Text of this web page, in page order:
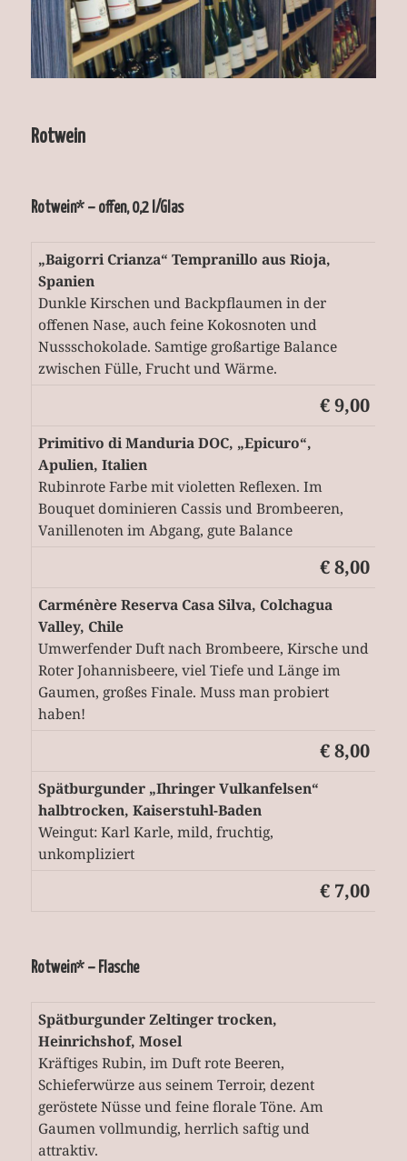
Rotwein
Rotwein* – offen, 0,2 l/Glas
„Baigorri Crianza“ Tempranillo aus Rioja,
Spanien
Dunkle Kirschen und Backpflaumen in der
offenen Nase, auch feine Kokosnoten und
Nussschokolade. Samtige großartige Balance
zwischen Fülle, Frucht und Wärme.
€ 9,00
Primitivo di Manduria DOC, „Epicuro“,
Apulien, Italien
Rubinrote Farbe mit violetten Reflexen. Im
Bouquet dominieren Cassis und Brombeeren,
Vanillenoten im Abgang, gute Balance
€ 8,00
Carménère Reserva Casa Silva, Colchagua
Valley, Chile
Umwerfender Duft nach Brombeere, Kirsche und
Roter Johannisbeere, viel Tiefe und Länge im
Gaumen, großes Finale. Muss man probiert
haben!
€ 8,00
Spätburgunder „Ihringer Vulkanfelsen“
halbtrocken, Kaiserstuhl-Baden
Weingut: Karl Karle, mild, fruchtig,
unkompliziert
€ 7,00
Rotwein* – Flasche
Spätburgunder Zeltinger trocken,
Heinrichshof, Mosel
Kräftiges Rubin, im Duft rote Beeren,
Schieferwürze aus seinem Terroir, dezent
geröstete Nüsse und feine florale Töne. Am
Gaumen vollmundig, herrlich saftig und
attraktiv.